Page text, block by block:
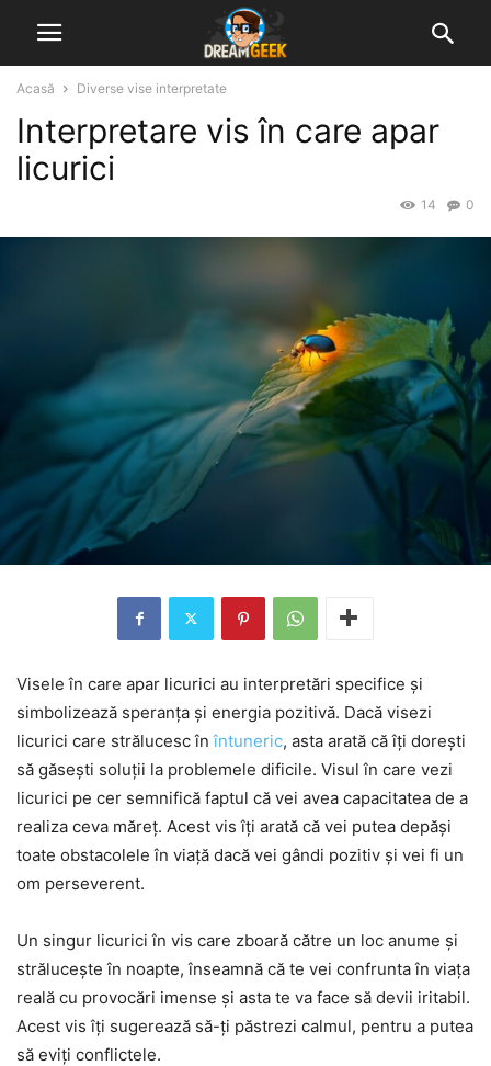
Acasă Diverse vise interpretate
Interpretare vis în care apar
licurici
0
14
Visele în care apar licurici au interpretări specifice și
simbolizează speranța și energia pozitivă. Dacă visezi
licurici care strălucesc înîntuneric, asta arată că îți dorești
să găsești soluții la problemele dificile. Visul în care vezi
licurici pe cer semnifică faptul că vei avea capacitatea de a
realiza ceva măreț. Acest vis îți arată că vei putea depăși
toate obstacolele în viață dacă vei gândi pozitiv și vei fi un
om perseverent.
Un singur licurici în vis care zboară către un loc anume și
strălucește în noapte, înseamnă că te vei confrunta în viața
reală cu provocări imense și asta te va face să devii iritabil.
Acest vis îți sugerează să-ți păstrezi calmul, pentru a putea
să eviți conflictele.